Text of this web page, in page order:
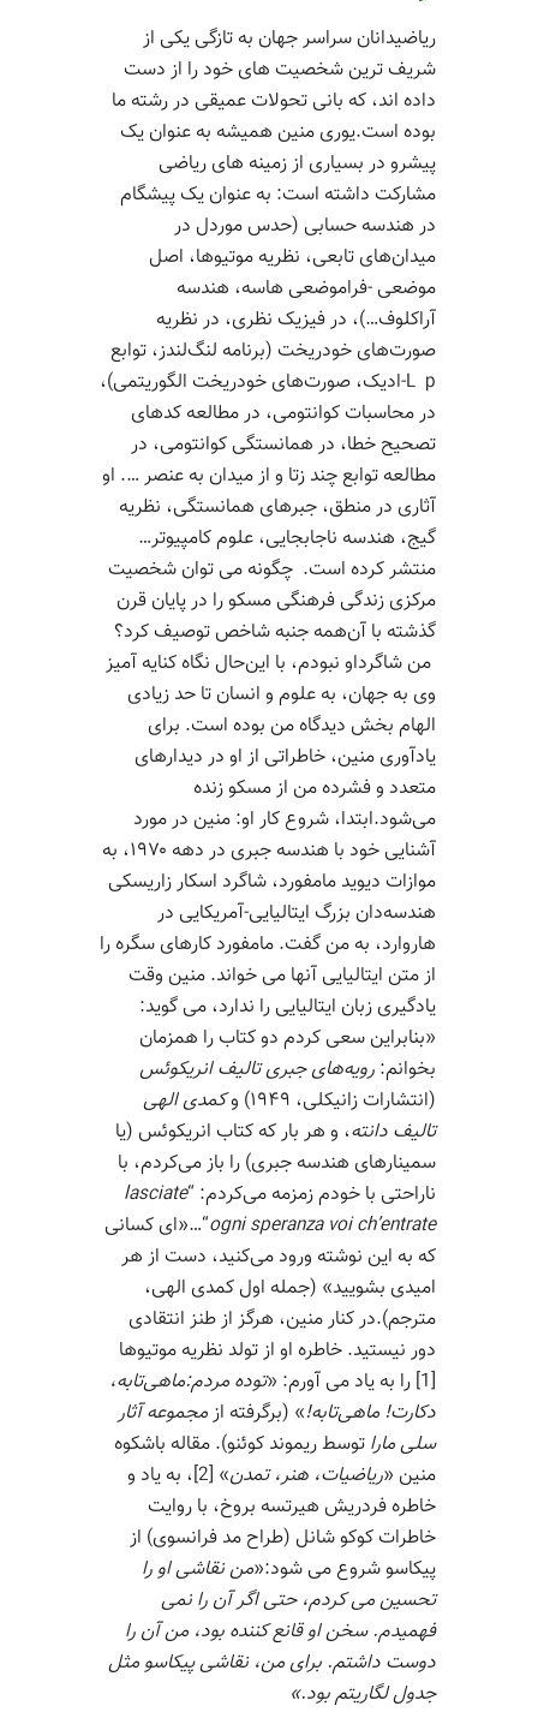
ریاضیدانان سراسر جهان به تازگی یکی از
شریف ترین شخصیت های خود را از دست
داده اند، که بانی تحولات عمیقی در رشته ما
بوده است.یوری منین همیشه به عنوان یک
پیشرو در بسیاری از زمینه های ریاضی
مشارکت داشته است: به عنوان یک پیشگام
در هندسه حسابی (حدس موردل در
میدان‌های تابعی، نظریه موتیوها، اصل
موضعی -فراموضعی هاسه، هندسه
آراکلوف…)، در فیزیک نظری، در نظریه
صورت‌های خودریخت (برنامه لنگ‌لندز، توابع
L p-ادیک، صورت‌های خودریخت الگوریتمی)،
در محاسبات کوانتومی، در مطالعه کدهای
تصحیح خطا، در همانستگی کوانتومی، در
مطالعه توابع چند زتا و از میدان به عنصر …. او
آثاری در منطق، جبرهای همانستگی، نظریه
گیج، هندسه ناجابجایی، علوم کامپیوتر…
منتشر کرده است. چگونه می توان شخصیت
مرکزی زندگی فرهنگی مسکو را در پایان قرن
گذشته با آن‌همه جنبه شاخص توصیف کرد؟
من شاگرداو نبودم، با این‌حال نگاه کنایه آمیز
وی به جهان، به علوم و انسان تا حد زیادی
الهام بخش دیدگاه من بوده است. برای
یادآوری منین، خاطراتی از او در دیدارهای
متعدد و فشرده من از مسکو زنده
می‌شود.ابتدا، شروع کار او: منین در مورد
آشنایی خود با هندسه جبری در دهه ۱۹۷۰، به
موازات دیوید مامفورد، شاگرد اسکار زاریسکی
هندسه‌دان بزرگ ایتالیایی-آمریکایی در
هاروارد، به من گفت. مامفورد کارهای سگره را
از متن ایتالیایی آنها می خواند. منین وقت
یادگیری زبان ایتالیایی را ندارد، می گوید:
«بنابراین سعی کردم دو کتاب را همزمان
بخوانم: رویه‌های جبری تالیف انریکوئس
(انتشارات زانیکلی، ۱۹۴۹) و
کمدی الهی
تالیف دانته، و هر بار که کتاب انریکوئس (یا
سمینارهای هندسه جبری) را باز می‌کردم، با
ناراحتی با خودم زمزمه می‌کردم: “lasciate
ogni speranza voi ch’entrate“…«ای کسانی
که به این نوشته ورود می‌کنید، دست از هر
امیدی بشویید» (جمله اول کمدی الهی،
مترجم).در کنار منین، هرگز از طنز انتقادی
دور نیستید. خاطره او از تولد نظریه موتیوها
[1] را به یاد می آورم: «
توده مردم:ماهی‌تابه،
دکارت! ماهی‌تابه!» (برگرفته ازمجموعه آثار
سلی مارا توسط ریموند کوئنو). مقاله باشکوه
منین «ریاضیات، هنر، تمدن
» [2]، به یاد و
خاطره فردریش هیرتسه بروخ، با روایت
خاطرات کوکو شانل (طراح مد فرانسوی) از
پیکاسو شروع می شود:«من نقاشی او را
تحسین می کردم، حتی اگر آن را نمی
فهمیدم.سخن او قانع کننده بود، من آن را
دوست داشتم. برای من، نقاشی پیکاسو مثل
جدول لگاریتم بود.»